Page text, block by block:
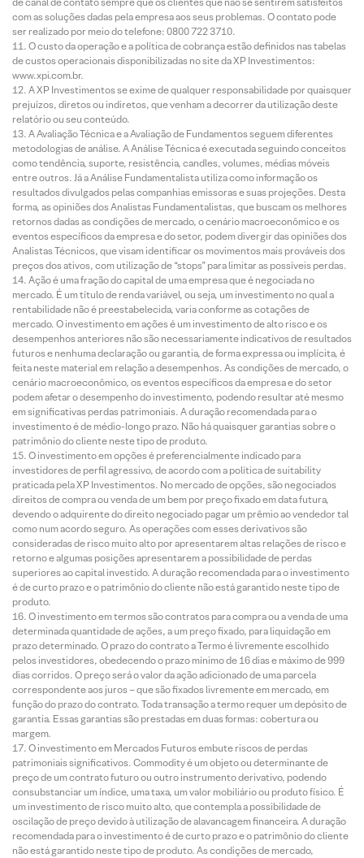
com as soluções dadas pela empresa aos seus problemas. O contato pode
ser realizado por meio do telefone: 0800 722 3710.
O custo da operação e a política de cobrança estão definidos nas tabelas
de custos operacionais disponibilizadas no site da XP Investimentos:
www.xpi.com.br.
A XP Investimentos se exime de qualquer responsabilidade por quaisquer
prejuízos, diretos ou indiretos, que venham a decorrer da utilização deste
relatório ou seu conteúdo.
A Avaliação Técnica e a Avaliação de Fundamentos seguem diferentes
metodologias de análise. A Análise Técnica é executada seguindo conceitos
como tendência, suporte, resistência, candles, volumes, médias móveis
entre outros. Já a Análise Fundamentalista utiliza como informação os
resultados divulgados pelas companhias emissoras e suas projeções. Desta
forma, as opiniões dos Analistas Fundamentalistas, que buscam os melhores
retornos dadas as condições de mercado, o cenário macroeconômico e os
eventos específicos da empresa e do setor, podem divergir das opiniões dos
Analistas Técnicos, que visam identificar os movimentos mais prováveis dos
preços dos ativos, com utilização de “stops” para limitar as possíveis perdas.
Ação é uma fração do capital de uma empresa que é negociada no
mercado. É um título de renda variável, ou seja, um investimento no qual a
rentabilidade não é preestabelecida, varia conforme as cotações de
mercado. O investimento em ações é um investimento de alto risco e os
desempenhos anteriores não são necessariamente indicativos de resultados
futuros e nenhuma declaração ou garantia, de forma expressa ou implícita, é
feita neste material em relação a desempenhos. As condições de mercado, o
cenário macroeconômico, os eventos específicos da empresa e do setor
podem afetar o desempenho do investimento, podendo resultar até mesmo
em significativas perdas patrimoniais. A duração recomendada para o
investimento é de médio-longo prazo. Não há quaisquer garantias sobre o
patrimônio do cliente neste tipo de produto.
O investimento em opções é preferencialmente indicado para
investidores de perfil agressivo, de acordo com a política de suitability
praticada pela XP Investimentos. No mercado de opções, são negociados
direitos de compra ou venda de um bem por preço fixado em data futura,
devendo o adquirente do direito negociado pagar um prêmio ao vendedor tal
como num acordo seguro. As operações com esses derivativos são
consideradas de risco muito alto por apresentarem altas relações de risco e
retorno e algumas posições apresentarem a possibilidade de perdas
superiores ao capital investido. A duração recomendada para o investimento
é de curto prazo e o patrimônio do cliente não está garantido neste tipo de
produto.
O investimento em termos são contratos para compra ou a venda de uma
determinada quantidade de ações, a um preço fixado, para liquidação em
prazo determinado. O prazo do contrato a Termo é livremente escolhido
pelos investidores, obedecendo o prazo mínimo de 16 dias e máximo de 999
dias corridos. O preço será o valor da ação adicionado de uma parcela
correspondente aos juros – que são fixados livremente em mercado, em
função do prazo do contrato. Toda transação a termo requer um depósito de
garantia. Essas garantias são prestadas em duas formas: cobertura ou
margem.
O investimento em Mercados Futuros embute riscos de perdas
patrimoniais significativos. Commodity é um objeto ou determinante de
preço de um contrato futuro ou outro instrumento derivativo, podendo
consubstanciar um índice, uma taxa, um valor mobiliário ou produto físico. É
um investimento de risco muito alto, que contempla a possibilidade de
oscilação de preço devido à utilização de alavancagem financeira. A duração
recomendada para o investimento é de curto prazo e o patrimônio do cliente
não está garantido neste tipo de produto. As condições de mercado,